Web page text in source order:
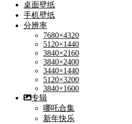
桌面壁纸
手机壁纸
分辨率
7680×4320
5120×1440
3840×2160
3840×2400
3440×1440
5120×3200
3840×1600
专辑
哪吒合集
新年快乐